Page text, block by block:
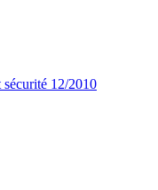
12/2010